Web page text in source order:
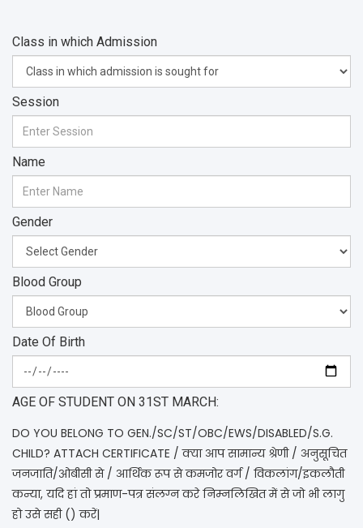
Class in which Admission
Session
Name
Gender
Blood Group
Date Of Birth
AGE OF STUDENT ON 31ST MARCH:
DO YOU BELONG TO GEN./SC/ST/OBC/EWS/DISABLED/S.G.
CHILD? ATTACH CERTIFICATE / क्या आप सामान्य श्रेणी / अनुसूचित
जनजाति/ओबीसी से / आर्थिक रूप से कमजोर वर्ग / विकलांग/इकलौती
कन्या, यदि हां तो प्रमाण-पत्र संलग्न करे निम्नलिखित में से जो भी लागु
हो उसे सही () करें|